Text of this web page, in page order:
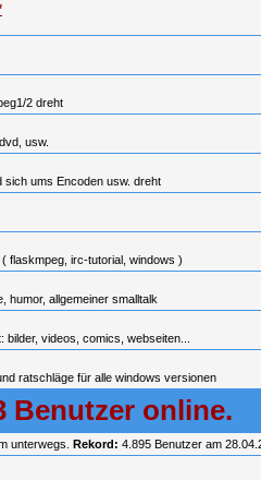
2 dreht
usw.
ums Encoden usw. dreht
flaskmpeg, irc-tutorial, windows )
humor, allgemeiner smalltalk
videos, comics, webseiten...
ratschläge für alle windows versionen
Benutzer online.
unterwegs. Rekord: 4.895 Benutzer am